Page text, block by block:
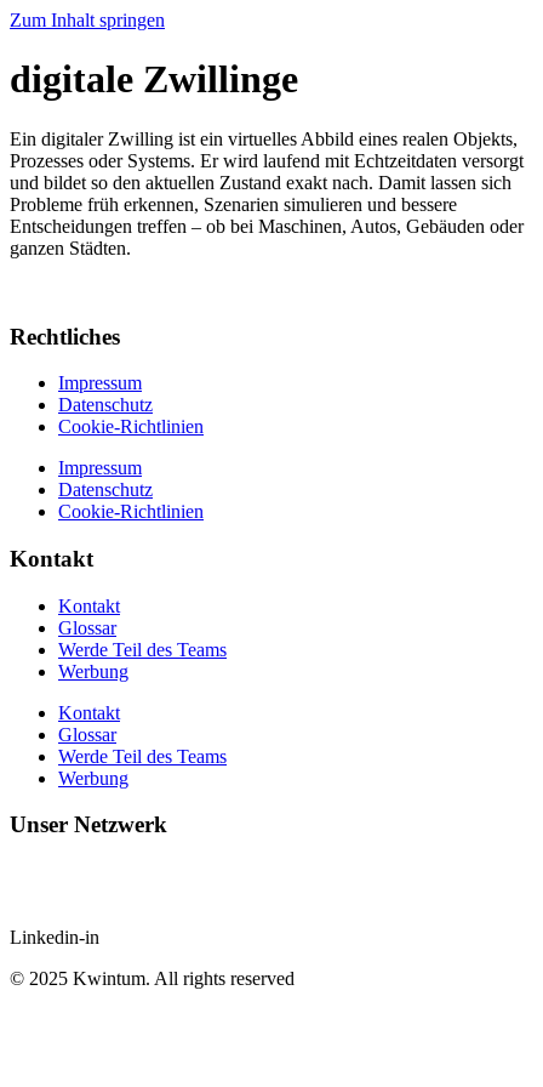
Zum Inhalt springen
digitale Zwillinge
Ein digitaler Zwilling ist ein virtuelles Abbild eines realen Objekts,
Prozesses oder Systems. Er wird laufend mit Echtzeitdaten versorgt
und bildet so den aktuellen Zustand exakt nach. Damit lassen sich
Probleme früh erkennen, Szenarien simulieren und bessere
Entscheidungen treffen – ob bei Maschinen, Autos, Gebäuden oder
ganzen Städten.
Rechtliches
Impressum
Datenschutz
Cookie-Richtlinien
Impressum
Datenschutz
Cookie-Richtlinien
Kontakt
Kontakt
Glossar
Werde Teil des Teams
Werbung
Kontakt
Glossar
Werde Teil des Teams
Werbung
Unser Netzwerk
Linkedin-in
© 2025 Kwintum. All rights reserved